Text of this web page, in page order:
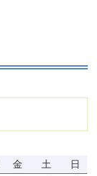
金 土
日